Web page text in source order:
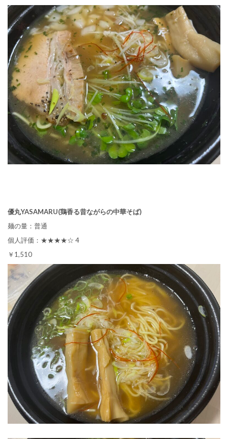
優丸YASAMARU(鶏香る昔ながらの中華そば)
麺の量：普通
個人評価：★★★★☆ 4
￥1,510